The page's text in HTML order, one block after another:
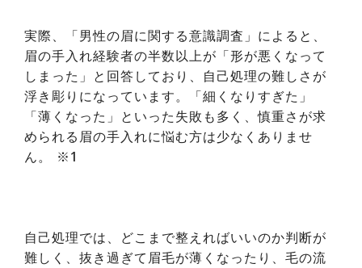
実際、「男性の眉に関する意識調査」によると、
眉の手入れ経験者の半数以上が「形が悪くなって
しまった」と回答しており、自己処理の難しさが
浮き彫りになっています。「細くなりすぎた」
「薄くなった」といった失敗も多く、慎重さが求
められる眉の手入れに悩む方は少なくありませ
ん。 ※1
自己処理では、どこまで整えればいいのか判断が
難しく、抜き過ぎて眉毛が薄くなったり、毛の流